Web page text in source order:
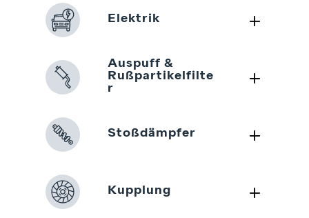
Elektrik L
Auspuff &
Rußpartikelfilte
r
L
Stoßdämpfer L
Kupplung L